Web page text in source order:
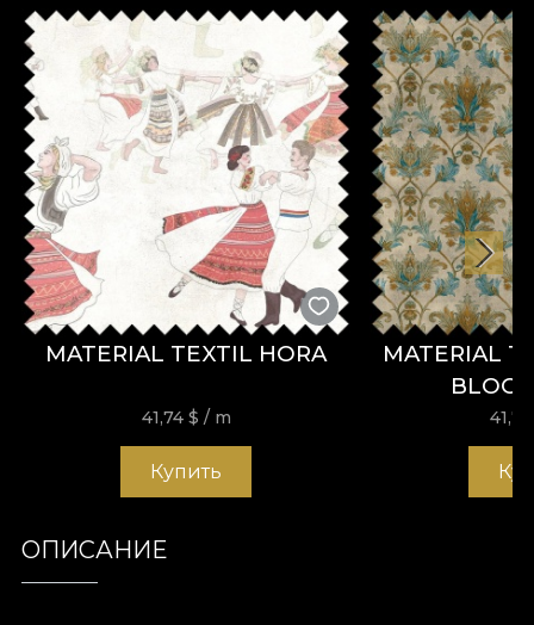
MATERIAL TEXTIL HORA
41,74 $ / m
Купить
MATERIAL
ОПИСАНИЕ